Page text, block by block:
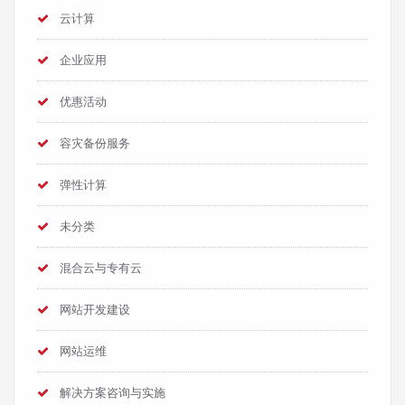
云计算
企业应用
优惠活动
容灾备份服务
弹性计算
未分类
混合云与专有云
网站开发建设
网站运维
解决方案咨询与实施